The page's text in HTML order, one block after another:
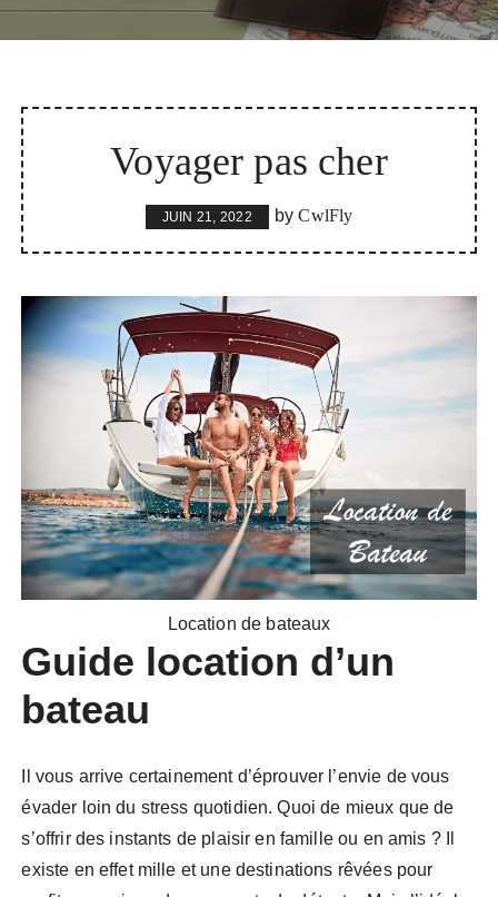
Voyager pas cher
JUIN 21, 2022 byCwlFly
Location de bateaux
Guide location d’un
bateau
Il vous arrive certainement d’éprouver l’envie de vous
évader loin du stress quotidien. Quoi de mieux que de
s’offrir des instants de plaisir en famille ou en amis ? Il
existe en effet mille et une destinations rêvées pour